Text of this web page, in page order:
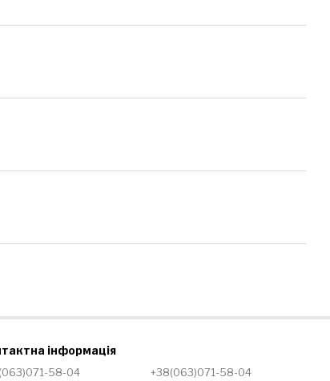
інформація
58-04 +38(063)071-58-04